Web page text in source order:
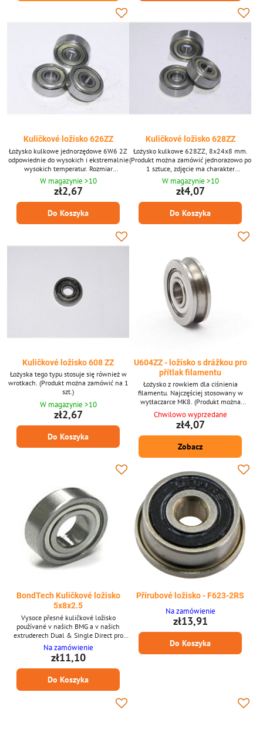
Kuličkové ložisko 626ZZ
Łożysko kulkowe jednorzędowe 6W6 2Z
odpowiednie do wysokich i ekstremalnie
wysokich temperatur. Rozmiar
6x19x6mm. 626 ZZ (Produkt można
zamówić jednorazowo po 1 sztuce,
zdjęcie ma charakter poglądowy.)
W magazynie >10
zł2,67
Do Koszyka
Kuličkové ložisko 628ZZ
Łożysko kulkowe 628ZZ, 8x24x8 mm.
(Produkt można zamówić jednorazowo po
1 sztuce, zdjęcie ma charakter
poglądowy.)
W magazynie >10
zł4,07
Do Koszyka
Kuličkové ložisko 608 ZZ
Łożyska tego typu stosuje się również w
wrotkach. (Produkt można zamówić na 1
szt.)
W magazynie >10
zł2,67
Do Koszyka
U604ZZ - ložisko s drážkou pro
přítlak filamentu
Łożysko z rowkiem dla ciśnienia
filamentu. Najczęściej stosowany w
wytłaczarce MK8. (Produkt można
zamówić po 1 sztuce, zdjęcie jest tylko
ilustracyjne.)
Chwilowo wyprzedane
zł4,07
Zobacz
BondTech Kuličkové ložisko
5x8x2.5
Vysoce přesné kuličkové ložisko
používané v našich BMG a v našich
extruderech Dual & Single Direct pro
Raise3D. Rozměry: 5,0 x 8,0 x 2,5
Na zamówienie
zł11,10
Do Koszyka
Přírubové ložisko - F623-2RS
Na zamówienie
zł13,91
Do Koszyka